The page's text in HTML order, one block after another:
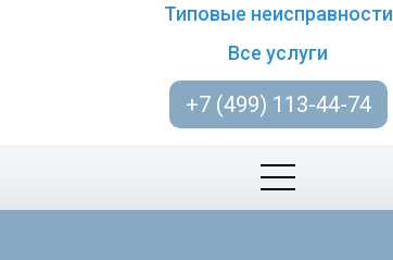
Типовые неисправности
Все услуги
+7 (499) 113-44-74